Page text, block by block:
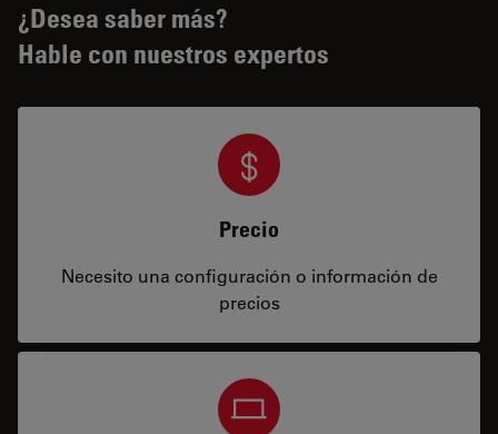
¿Desea saber más?
Hable con nuestros expertos
Precio
Necesito una configuración o información de
precios